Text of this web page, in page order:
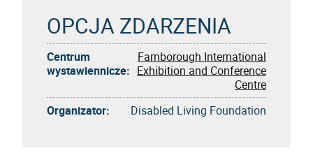
OPCJA ZDARZENIA
Centrum
wystawiennicze:
Farnborough International
Exhibition and Conference
Centre
Organizator:
Disabled Living Foundation